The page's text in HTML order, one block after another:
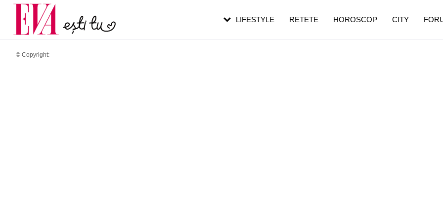
© Copyright:
LIFESTYLE RETETE HOROSCOP CITY
Carieră
Actualitate
pe măsură ce înaintezi în vârstă
de dureroasă este investigația